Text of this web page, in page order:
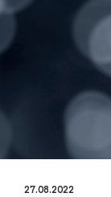
27.08.2022